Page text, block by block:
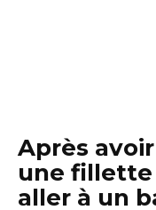
Après
une fillette
aller à un